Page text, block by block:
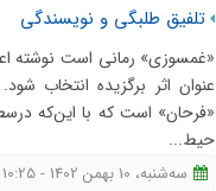
تلفیق طلبگی و نویسندگی
«غمسوزی» رمانی است نوشته
عنوان اثر برگزیده انتخاب
«فرحان» است كه با این‌كه
حیط...
ﺳﻪشنبه، 10 بهمن 1402 - 10:25